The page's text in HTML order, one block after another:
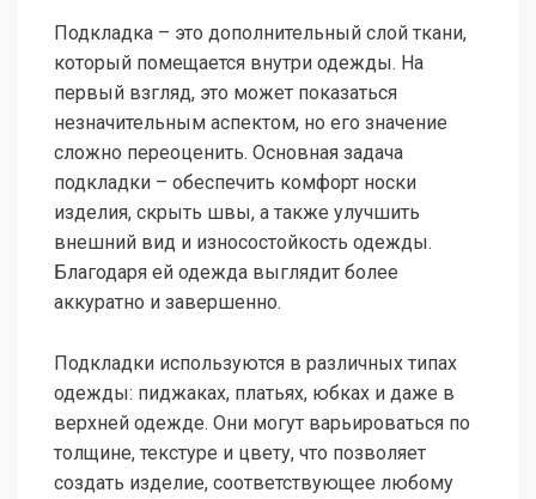
Подкладка – это дополнительный слой ткани,
который помещается внутри одежды. На
первый взгляд, это может показаться
незначительным аспектом, но его значение
сложно переоценить. Основная задача
подкладки – обеспечить комфорт носки
изделия, скрыть швы, а также улучшить
внешний вид и износостойкость одежды.
Благодаря ей одежда выглядит более
аккуратно и завершенно.
Подкладки используются в различных типах
одежды: пиджаках, платьях, юбках и даже в
верхней одежде. Они могут варьироваться по
толщине, текстуре и цвету, что позволяет
создать изделие, соответствующее любому